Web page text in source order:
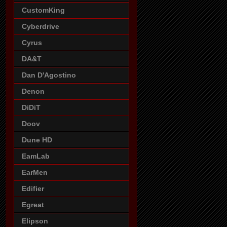
CustomKing
Cyberdrive
Cyrus
DA&T
Dan D'Agostino
Denon
DiDiT
Doov
Dune HD
EamLab
EarMen
Edifier
Egreat
Elipson